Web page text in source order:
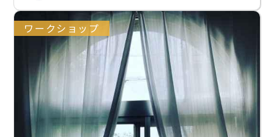
ワークショップ